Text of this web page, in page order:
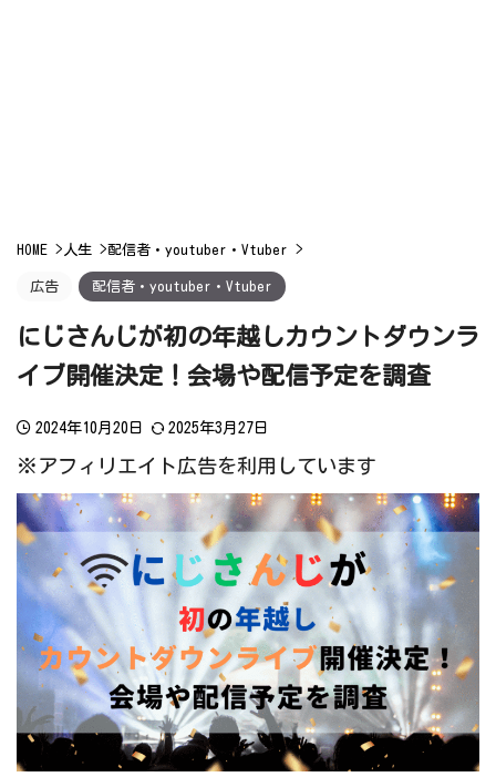
HOME > 人生 >配信者・youtuber・Vtuber >
広告 配信者・youtuber・Vtuber
にじさんじが初の年越しカウントダウンラ
イブ開催決定！会場や配信予定を調査
2024年10月20日 2025年3月27日
※アフィリエイト広告を利用しています